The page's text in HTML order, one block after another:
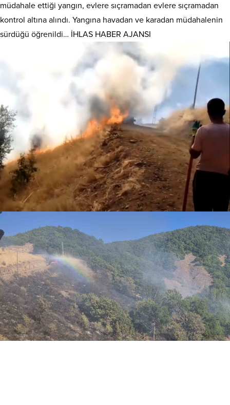
müdahale ettiği yangın, evlere sıçramadan evlere sıçramadan
kontrol altına alındı. Yangına havadan ve karadan müdahalenin
sürdüğü öğrenildi… İHLAS HABER AJANSI